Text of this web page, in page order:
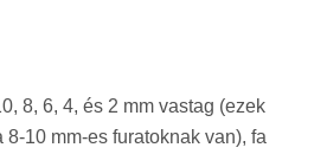
8, 6, 4, és 2 mm vastag (ezek
10 mm-es furatoknak van), fa